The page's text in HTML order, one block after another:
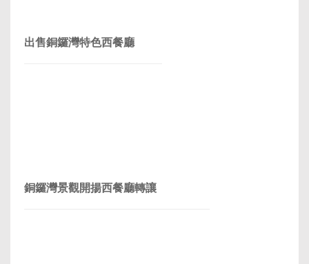
出售銅鑼灣特色西餐廳
銅鑼灣景觀開揚西餐廳轉讓